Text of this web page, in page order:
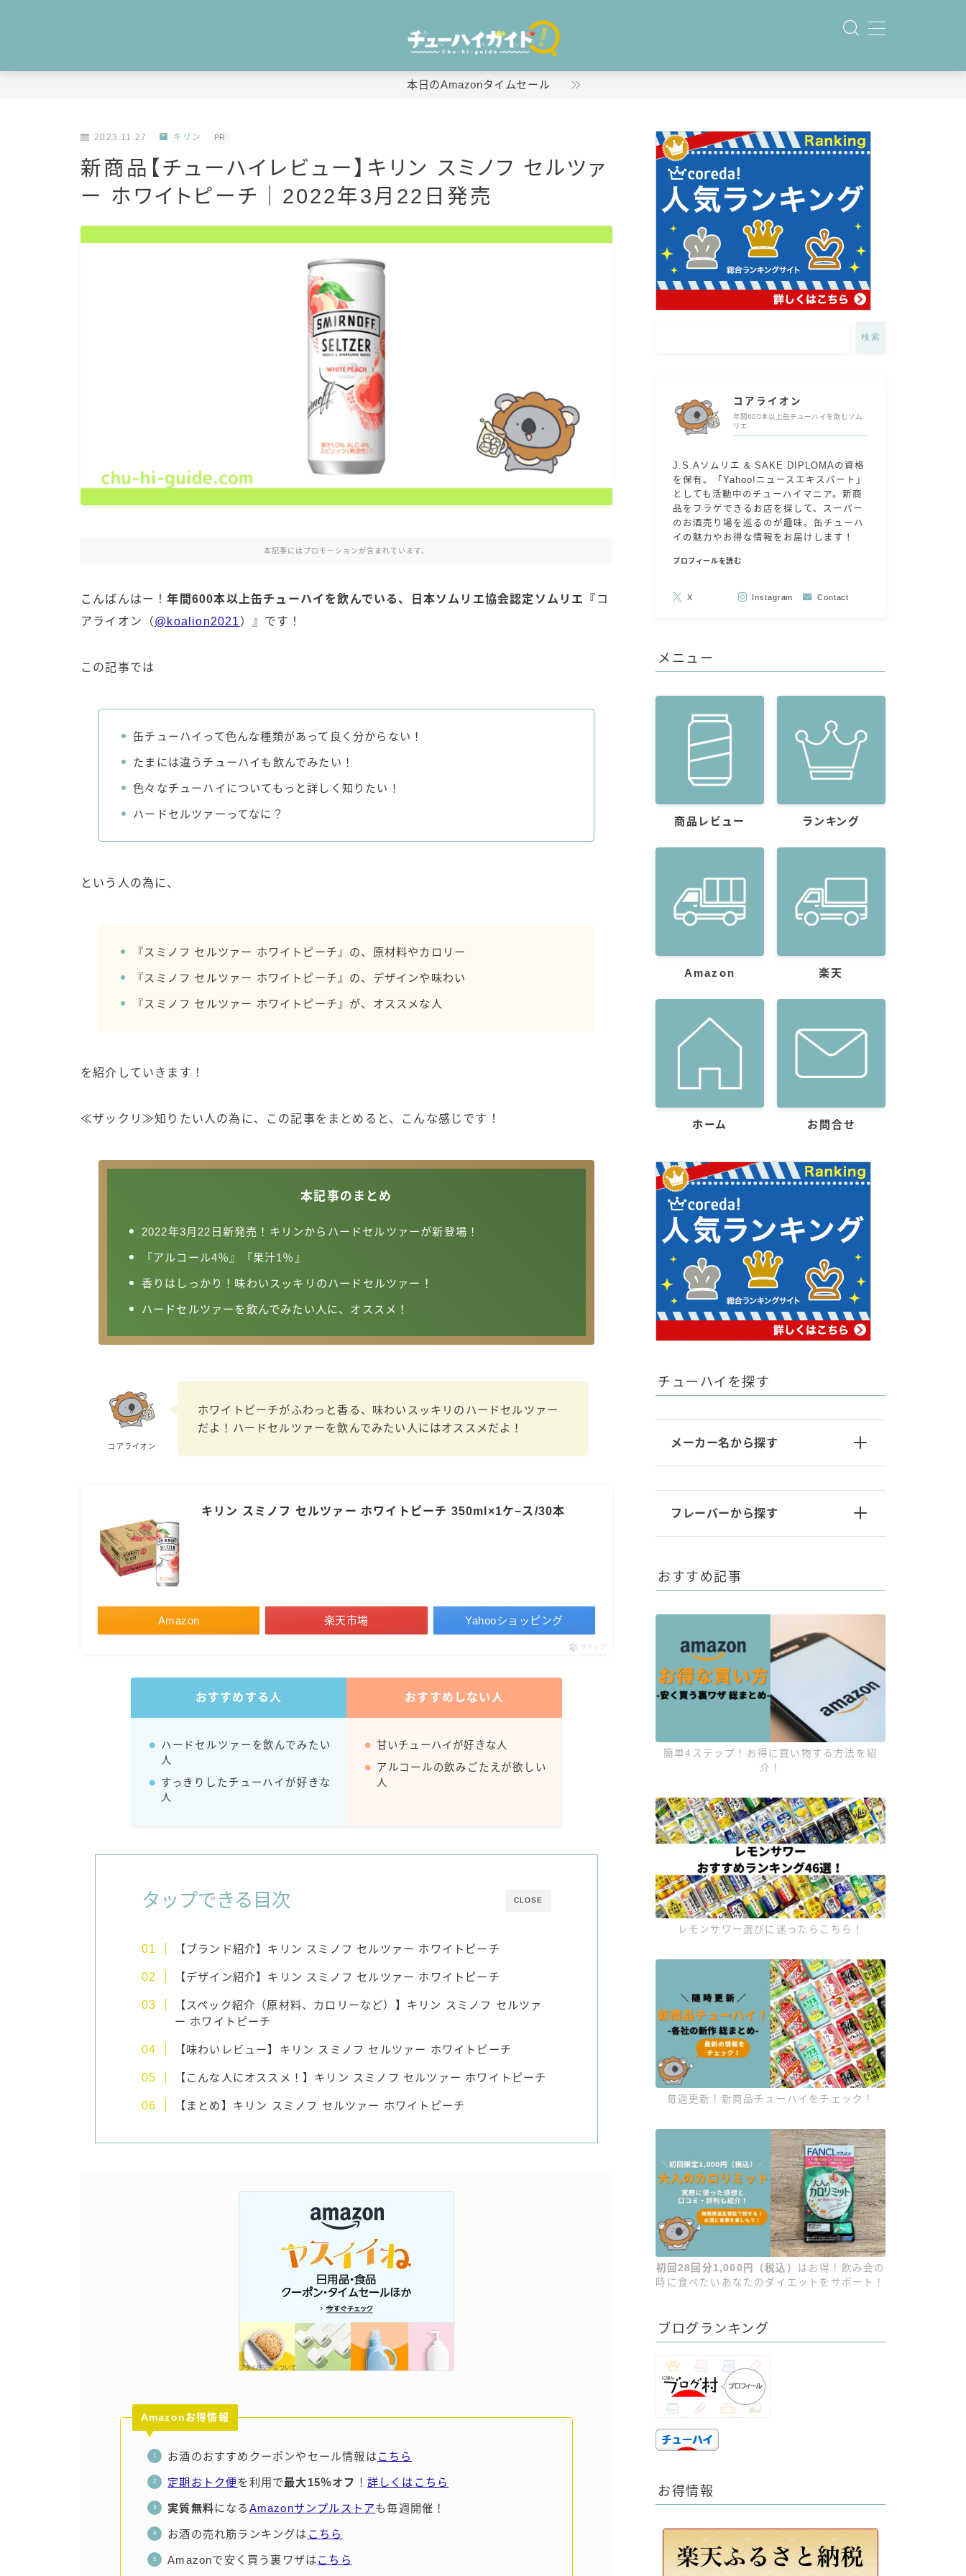
スミノフ セルツァー
ー196℃ ストロングゼロ
ー196℃ ザ・まるごと
GREEN1/2（グリーンハーフ）
鏡月焼酎ハイ
サッポロ
濃いめのレモンサワー
三ツ星グレフルサワー
宝酒造
宝焼酎のお茶割りシリーズ
極上フルーツサワー
檸檬堂
オリオンビール
WATTA
natura WATTA
合同酒精
運営者情報
お問い合わせ
本日のAmazonタイムセール
2023.11.27 キリン PR
新商品【チューハイレビュー】キリン スミノフ セルツァ
ー ホワイトピーチ｜2022年3月22日発売
本記事にはプロモーションが含まれています。
こんばんはー！年間600本以上缶チューハイを飲んでいる、日本ソムリエ協会認定ソムリエ 『 コ
アライオン（@koalion2021 ）』です！
この記事では
缶チューハイって色んな種類があって良く分からない！
たまには違うチューハイも飲んでみたい！
色々なチューハイについてもっと詳しく知りたい！
ハードセルツァーってなに？
という人の為に、
『スミノフ セルツァー ホワイトピーチ』の、原材料やカロリー
『スミノフ セルツァー ホワイトピーチ』の、デザインや味わい
『スミノフ セルツァー ホワイトピーチ』が、オススメな人
を紹介していきます！
≪ザックリ≫知りたい人の為に、この記事をまとめると、こんな感じです！
本記事のまとめ
2022年3月22日新発売！キリンからハードセルツァーが新登場！
『アルコール4％』『果汁1％』
香りはしっかり！味わいスッキリのハードセルツァー！
ハードセルツァーを飲んでみたい人に、オススメ！
コアライオン
ホワイトピーチがふわっと香る、味わいスッキリのハードセルツァー
だよ！ハードセルツァーを飲んでみたい人にはオススメだよ！
キリン スミノフ セルツァー ホワイトピーチ 350ml×1ケ−ス/30本
Amazon 楽天市場 Yahooショッピング
ポチップ
おすすめする人 おすすめしない人
ハードセルツァーを飲んでみたい
人
すっきりしたチューハイが好きな
人
甘いチューハイが好きな人
アルコールの飲みごたえが欲しい
人
CLOSE
タップできる目次
【ブランド紹介】キリン スミノフ セルツァー ホワイトピーチ
【デザイン紹介】キリン スミノフ セルツァー ホワイトピーチ
【スペック紹介（原材料、カロリーなど）】キリン スミノフ セルツァ
ー ホワイトピーチ
【味わいレビュー】キリン スミノフ セルツァー ホワイトピーチ
【こんな人にオススメ！】キリン スミノフ セルツァー ホワイトピーチ
【まとめ】キリン スミノフ セルツァー ホワイトピーチ
Amazonお得情報
お酒のおすすめクーポンやセール情報はこちら
定期おトク便を利用で最大15％オフ ！ 詳しくはこちら
実質無料になる Amazonサンプルストアも毎週開催！
お酒の売れ筋ランキングは こちら
Amazonで安く買う裏ワザはこちら
検索
コアライオン
年間600本以上缶チューハイを飲むソム
リエ
J.S.Aソムリエ & SAKE DIPLOMAの資格
を保有。「Yahoo!ニュースエキスパート」
としても活動中のチューハイマニア。新商
品をフラゲできるお店を探して、スーパー
のお酒売り場を巡るのが趣味。缶チューハ
イの魅力やお得な情報をお届けします！
プロフィールを読む
X Instagram Contact
メニュー
商品レビュー ランキング
Amazon 楽天
ホーム お問合せ
チューハイを探す
メーカー名から探す
フレーバーから探す
おすすめ記事
簡単4ステップ！お得に買い物する方法を紹
介！
レモンサワー選びに迷ったらこちら！
毎週更新！新商品チューハイをチェック！
初回28回分1,000円（税込） はお得！飲み会の
時に食べたいあなたのダイエットをサポート！
ブログランキング
お得情報